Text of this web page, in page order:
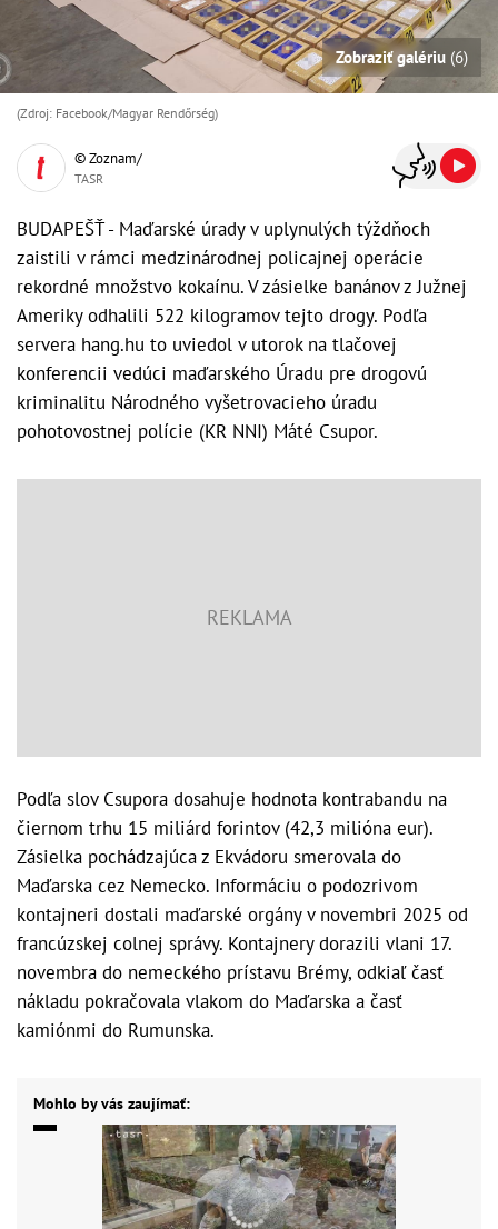
Zobraziť galériu (6)
(Zdroj: Facebook/Magyar Rendőrség)
© Zoznam/
TASR
BUDAPEŠŤ - Maďarské úrady v uplynulých týždňoch
zaistili v rámci medzinárodnej policajnej operácie
rekordné množstvo kokaínu. V zásielke banánov z Južnej
Ameriky odhalili 522 kilogramov tejto drogy. Podľa
servera hang.hu to uviedol v utorok na tlačovej
konferencii vedúci maďarského Úradu pre drogovú
kriminalitu Národného vyšetrovacieho úradu
pohotovostnej polície (KR NNI) Máté Csupor.
Podľa slov Csupora dosahuje hodnota kontrabandu na
čiernom trhu 15 miliárd forintov (42,3 milióna eur).
Zásielka pochádzajúca z Ekvádoru smerovala do
Maďarska cez Nemecko. Informáciu o podozrivom
kontajneri dostali maďarské orgány v novembri 2025 od
francúzskej colnej správy. Kontajnery dorazili vlani 17.
novembra do nemeckého prístavu Brémy, odkiaľ časť
nákladu pokračovala vlakom do Maďarska a časť
kamiónmi do Rumunska.
Mohlo by vás zaujímať: